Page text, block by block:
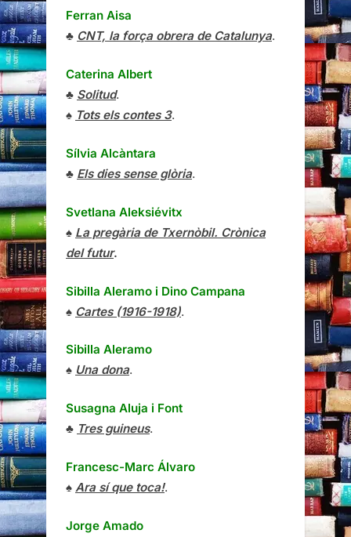
Ferran Aisa
♣ CNT, la força obrera de Catalunya.
Caterina Albert
♣ Solitud.
♠ Tots els contes 3.
Sílvia Alcàntara
♣ Els dies sense glòria.
Svetlana Aleksiévitx
♠ La pregària de Txernòbil. Crònica
del futur.
Sibilla Aleramo i Dino Campana
♠ Cartes (1916-1918).
Sibilla Aleramo
♠ Una dona.
Susagna Aluja i Font
♣ Tres guineus.
Francesc-Marc Álvaro
♠ Ara sí que toca!.
Jorge Amado